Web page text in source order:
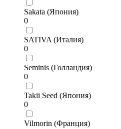
Sakata (Япония)
0
SATIVA (Италия)
0
Seminis (Голландия)
0
Takii Seed (Япония)
0
Vilmorin (Франция)